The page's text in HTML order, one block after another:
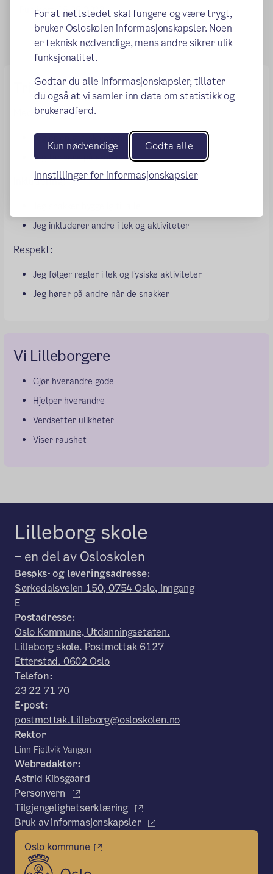
For at nettstedet skal fungere og være trygt,
bruker Osloskolen informasjonskapsler. Noen
er teknisk nødvendige, mens andre sikrer ulik
funksjonalitet.
Godtar du alle informasjonskapsler, tillater
du også at vi samler inn data om statistikk og
brukeradferd.
Kun nødvendige Godta alle
Innstillinger for informasjonskapsler
Publisert:05.06.2023
Trivselsregler
Medansvar:
Jeg er en god skolevenn
Jeg tar vare på skolen vår
Inkludering:
Jeg inkluderer andre i lek og aktiviteter
Respekt:
Jeg følger regler i lek og fysiske aktiviteter
Jeg hører på andre når de snakker
Vi Lilleborgere
Gjør hverandre gode
Hjelper hverandre
Verdsetter ulikheter
Viser raushet
Lilleborg skole
– en del av Osloskolen
Besøks- og leveringsadresse:
Sørkedalsveien 150, 0754 Oslo, inngang
E
Postadresse:
Oslo Kommune, Utdanningsetaten.
Lilleborg skole. Postmottak 6127
Etterstad. 0602 Oslo
Telefon:
23 22 71 70
E-post:
postmottak.Lilleborg@osloskolen.no
Rektor
Linn Fjellvik Vangen
Webredaktør:
Astrid Kibsgaard
Personvern
Tilgjengelighetserklæring
Bruk av informasjonskapsler
Oslo kommune